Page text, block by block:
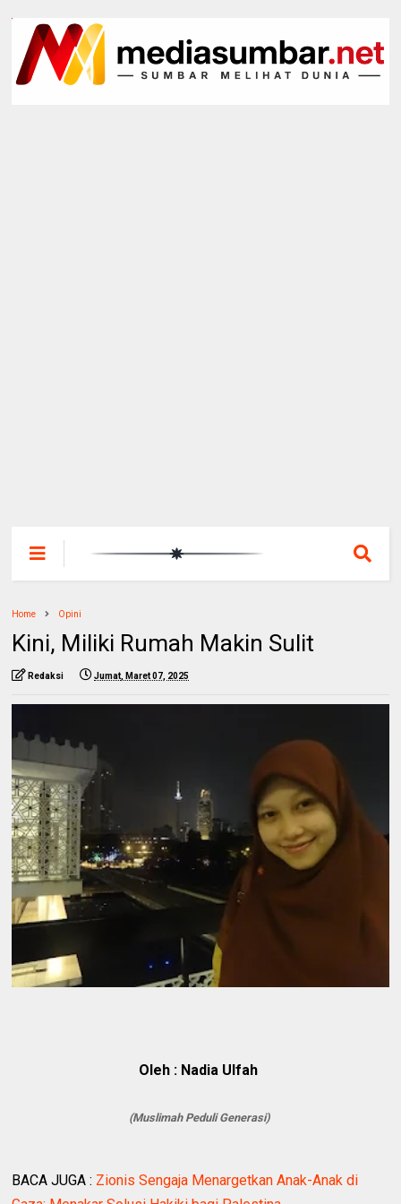
Home Opini
Kini, Miliki Rumah Makin Sulit
Redaksi Jumat, Maret 07, 2025
Oleh : Nadia Ulfah
(Muslimah Peduli Generasi)
BACA JUGA : Zionis Sengaja Menargetkan Anak-Anak di